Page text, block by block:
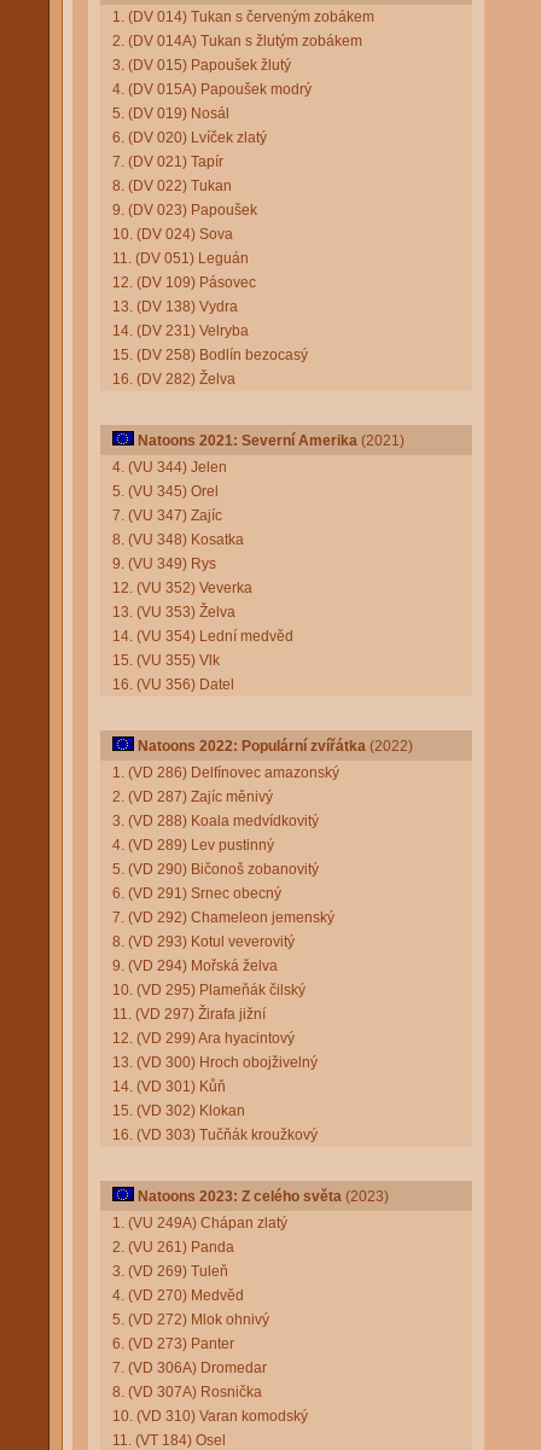
1. (DV 014) Tukan s červeným zobákem
2. (DV 014A) Tukan s žlutým zobákem
3. (DV 015) Papoušek žlutý
4. (DV 015A) Papoušek modrý
5. (DV 019) Nosál
6. (DV 020) Lvíček zlatý
7. (DV 021) Tapír
8. (DV 022) Tukan
9. (DV 023) Papoušek
10. (DV 024) Sova
11. (DV 051) Leguán
12. (DV 109) Pásovec
13. (DV 138) Vydra
14. (DV 231) Velryba
15. (DV 258) Bodlín bezocasý
16. (DV 282) Želva
Natoons 2021: Severní Amerika (2021)
4. (VU 344) Jelen
5. (VU 345) Orel
7. (VU 347) Zajíc
8. (VU 348) Kosatka
9. (VU 349) Rys
12. (VU 352) Veverka
13. (VU 353) Želva
14. (VU 354) Lední medvěd
15. (VU 355) Vlk
16. (VU 356) Datel
Natoons 2022: Populární zvířátka (2022)
1. (VD 286) Delfínovec amazonský
2. (VD 287) Zajíc měnivý
3. (VD 288) Koala medvídkovitý
4. (VD 289) Lev pustinný
5. (VD 290) Bičonoš zobanovitý
6. (VD 291) Srnec obecný
7. (VD 292) Chameleon jemenský
8. (VD 293) Kotul veverovitý
9. (VD 294) Mořská želva
10. (VD 295) Plameňák čilský
11. (VD 297) Žirafa jižní
12. (VD 299) Ara hyacintový
13. (VD 300) Hroch obojživelný
14. (VD 301) Kůň
15. (VD 302) Klokan
16. (VD 303) Tučňák kroužkový
Natoons 2023: Z celého světa (2023)
1. (VU 249A) Chápan zlatý
2. (VU 261) Panda
3. (VD 269) Tuleň
4. (VD 270) Medvěd
5. (VD 272) Mlok ohnivý
6. (VD 273) Panter
7. (VD 306A) Dromedar
8. (VD 307A) Rosnička
10. (VD 310) Varan komodský
11. (VT 184) Osel